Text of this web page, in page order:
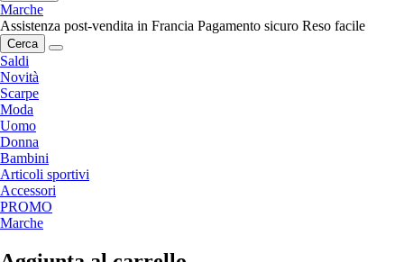
Marche
Assistenza post-vendita in Francia Pagamento sicuro Reso facile
Cerca
Saldi
Novità
Scarpe
Moda
Uomo
Donna
Bambini
Articoli sportivi
Accessori
PROMO
Marche